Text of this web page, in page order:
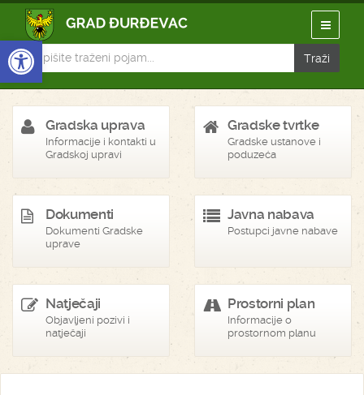
Open toolbar
Gradska uprava
Informacije i kontakti u
Gradskoj upravi
Gradske tvrtke
Gradske ustanove i
poduzeća
Dokumenti
Dokumenti Gradske
uprave
Javna nabava
Postupci javne nabave
Natječaji
Objavljeni pozivi i
natječaji
Prostorni plan
Informacije o
prostornom planu